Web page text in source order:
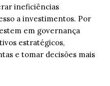
ineficiências
a investimentos. Por
em governança
estratégicos,
e tomar decisões mais